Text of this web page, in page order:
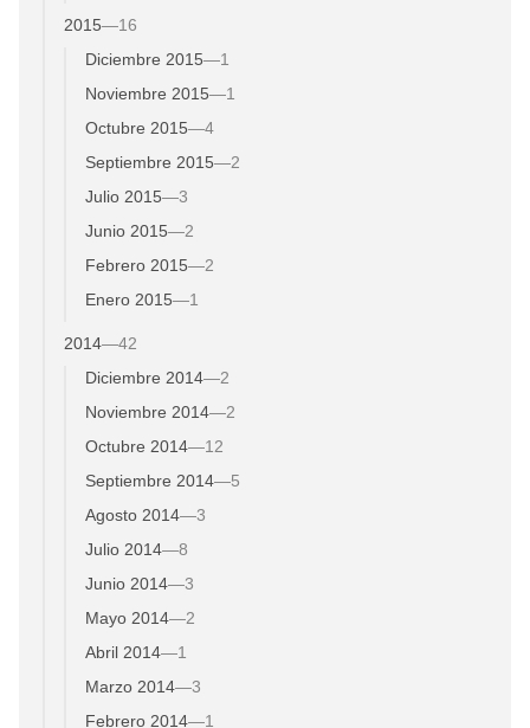
2015—16
Diciembre 2015—1
Noviembre 2015—1
Octubre 2015—4
Septiembre 2015—2
Julio 2015—3
Junio 2015—2
Febrero 2015—2
Enero 2015—1
2014—42
Diciembre 2014—2
Noviembre 2014—2
Octubre 2014—12
Septiembre 2014—5
Agosto 2014—3
Julio 2014—8
Junio 2014—3
Mayo 2014—2
Abril 2014—1
Marzo 2014—3
Febrero 2014—1